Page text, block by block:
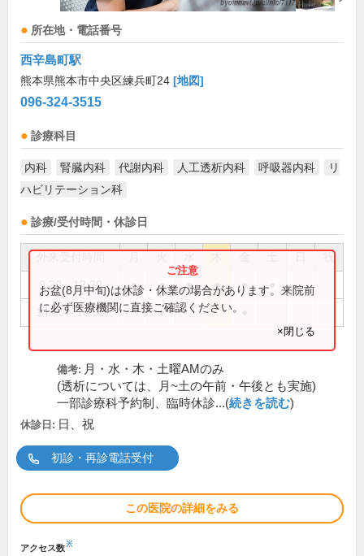
所在地・電話番号
西辛島町駅
熊本県熊本市中央区練兵町24 [地図]
096-324-3515
診療科目
内科 腎臓内科 代謝内科 人工透析内科 呼吸器内科
リ
ハビリテーション科
診療/受付時間・休診日
祝
9:30～12:30 ● ● ● ● ●
14:00～16:00 ●
お盆(8月中旬)は休診・休業の場合があります。来院前
に必ず医療機関に直接ご確認ください。
×閉じる
備考: 月・水・木・土曜AMのみ
(透析については、月~土の午前・午後とも実施)
一部診療科予約制、臨時休診...(続きを読む)
休診日: 日、祝
初診・再診電話受付
この医院の詳細をみる
アクセス数※